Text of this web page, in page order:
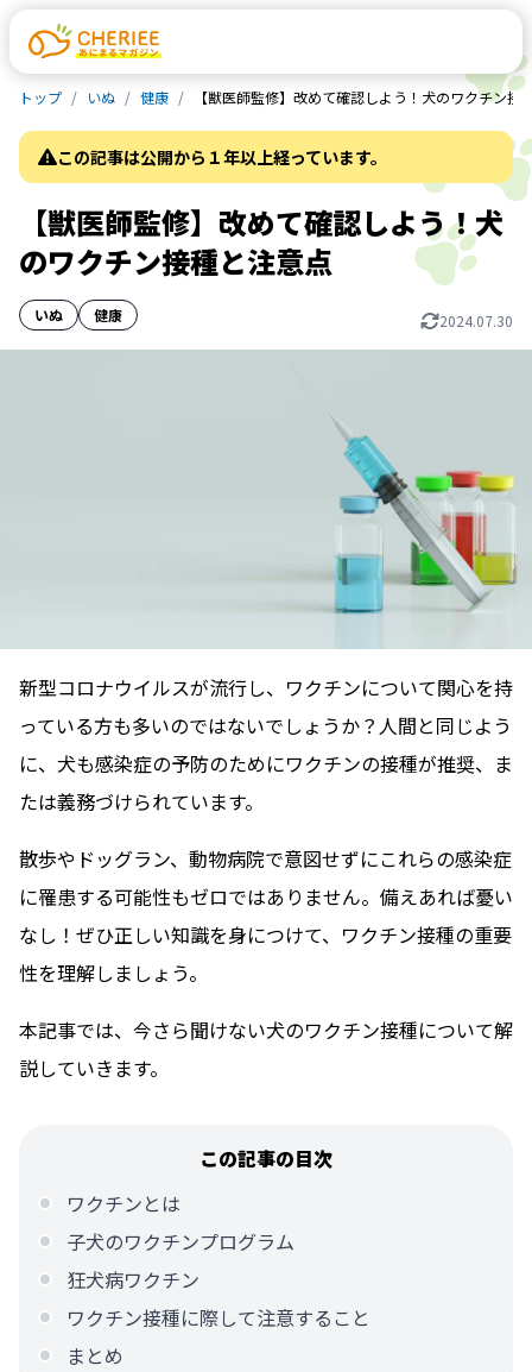
トップ いぬ 健康 【獣医師監修】改めて確認しよう！犬のワクチン接
この記事は公開から１年以上経っています。
【獣医師監修】改めて確認しよう！犬
のワクチン接種と注意点
いぬ 健康 2024.07.30
新型コロナウイルスが流行し、ワクチンについて関心を持
っている方も多いのではないでしょうか？人間と同じよう
に、犬も感染症の予防のためにワクチンの接種が推奨、ま
たは義務づけられています。
散歩やドッグラン、動物病院で意図せずにこれらの感染症
に罹患する可能性もゼロではありません。備えあれば憂い
なし！ぜひ正しい知識を身につけて、ワクチン接種の重要
性を理解しましょう。
本記事では、今さら聞けない犬のワクチン接種について解
説していきます。
この記事の目次
ワクチンとは
子犬のワクチンプログラム
狂犬病ワクチン
ワクチン接種に際して注意すること
まとめ